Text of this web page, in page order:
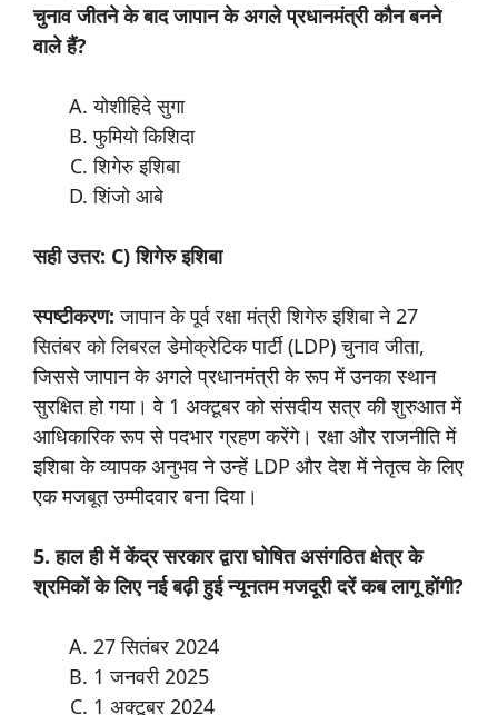
चुनाव जीतने के बाद जापान के अगले प्रधानमंत्री कौन बनने
वाले हैं?
योशीहिदे सुगा
फुमियो किशिदा
शिगेरु इशिबा
शिंजो आबे
सही उत्तर: C) शिगेरु इशिबा
स्पष्टीकरण: जापान के पूर्व रक्षा मंत्री शिगेरु इशिबा ने 27
सितंबर को लिबरल डेमोक्रेटिक पार्टी (LDP) चुनाव जीता,
जिससे जापान के अगले प्रधानमंत्री के रूप में उनका स्थान
सुरक्षित हो गया। वे 1 अक्टूबर को संसदीय सत्र की शुरुआत में
आधिकारिक रूप से पदभार ग्रहण करेंगे। रक्षा और राजनीति में
इशिबा के व्यापक अनुभव ने उन्हें LDP और देश में नेतृत्व के लिए
एक मजबूत उम्मीदवार बना दिया।
5. हाल ही में केंद्र सरकार द्वारा घोषित असंगठित क्षेत्र के
श्रमिकों के लिए नई बढ़ी हुई न्यूनतम मजदूरी दरें कब लागू होंगी?
27 सितंबर 2024
1 जनवरी 2025
1 अक्टूबर 2024